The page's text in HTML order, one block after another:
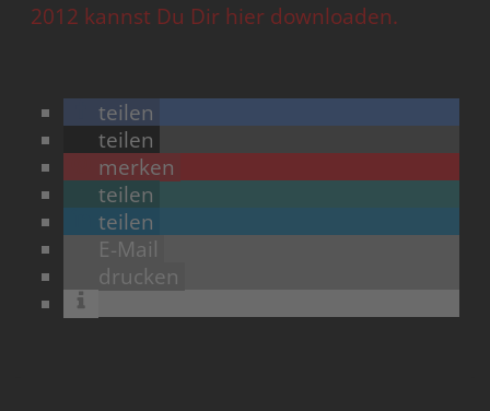
2012 kannst Du Dir hier downloaden.
teilen
teilen
merken
teilen
teilen
E-Mail
drucken